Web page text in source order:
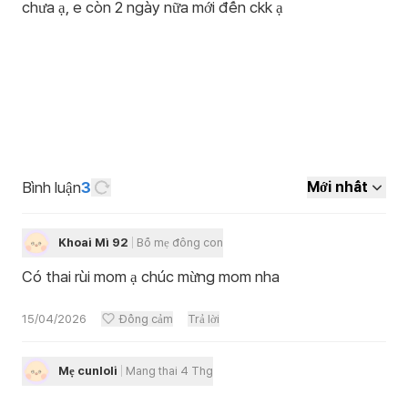
chưa ạ, e còn 2 ngày nữa mới đến ckk ạ
Bình luận3 Mới nhất
Khoai Mì 92 Bố mẹ đông con
Có thai rùi mom ạ chúc mừng mom nha
15/04/2026 Đồng cảm Trả lời
Mẹ cunloli Mang thai 4 Thg